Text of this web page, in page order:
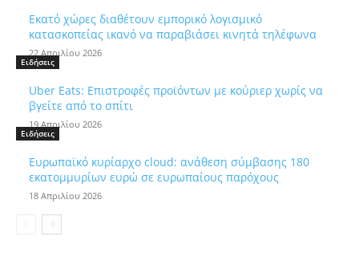
Εκατό χώρες διαθέτουν εμπορικό λογισμικό
κατασκοπείας ικανό να παραβιάσει κινητά τηλέφωνα
22 Απριλίου 2026
Ειδήσεις
Uber Eats: Επιστροφές προϊόντων με κούριερ χωρίς να
βγείτε από το σπίτι
19 Απριλίου 2026
Ειδήσεις
Ευρωπαϊκό κυρίαρχο cloud: ανάθεση σύμβασης 180
εκατομμυρίων ευρώ σε ευρωπαίους παρόχους
18 Απριλίου 2026